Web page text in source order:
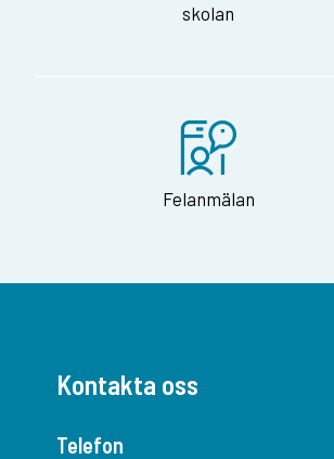
skolan
Felanmälan
Kontakta oss
Telefon